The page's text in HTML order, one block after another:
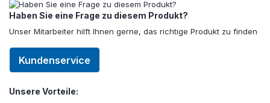
Haben Sie eine Frage zu diesem Produkt?
Unser Mitarbeiter hilft Ihnen gerne, das richtige Produkt zu finden
Kundenservice
Unsere Vorteile: